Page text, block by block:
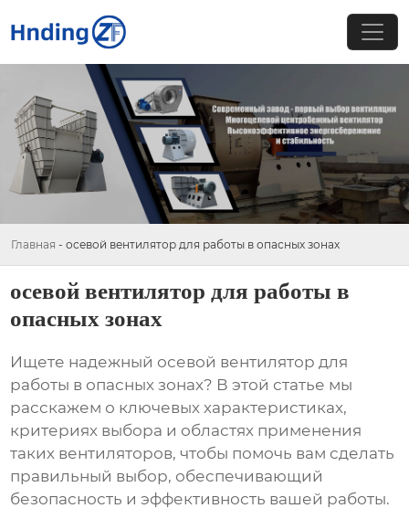
Главная - осевой вентилятор для работы в опасных зонах
осевой вентилятор для работы в
опасных зонах
Ищете надежный осевой вентилятор для
работы в опасных зонах? В этой статье мы
расскажем о ключевых характеристиках,
критериях выбора и областях применения
таких вентиляторов, чтобы помочь вам сделать
правильный выбор, обеспечивающий
безопасность и эффективность вашей работы.